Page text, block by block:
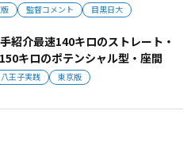
監督コメント 目黒日大
介最速140キロのストレート・
キロのポテンシャル型・座間
八王子実践 東京版